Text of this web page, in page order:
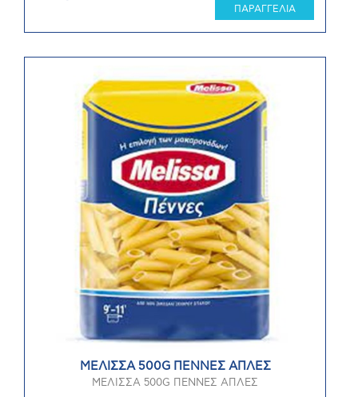
ΠΑΡΑΓΓΕΛΙΑ
ΜΕΛΙΣΣΑ 500G ΠΕΝΝΕΣ ΑΠΛΕΣ
ΜΕΛΙΣΣΑ 500G ΠΕΝΝΕΣ ΑΠΛΕΣ